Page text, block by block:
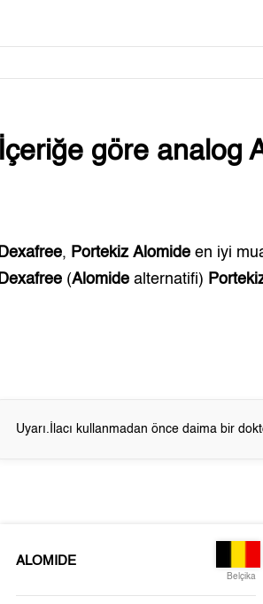
İçeriğe göre analog
Dexafree, Portekiz Alomide en iyi
Dexafree (Alomide alternatifi)
Uyarı.İlacı kullanmadan önce daima bir
ALOMIDE
Belçika